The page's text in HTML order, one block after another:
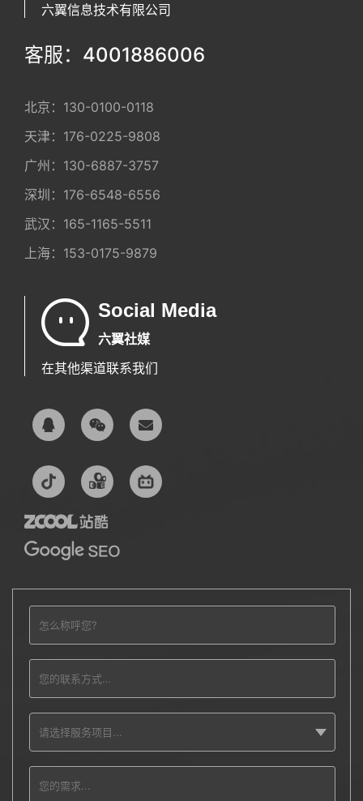
六翼信息技术有限公司
客服：4001886006
北京： 130-0100-0118
天津： 176-0225-9808
广州： 130-6887-3757
深圳： 176-6548-6556
武汉： 165-1165-5511
上海： 153-0175-9879
Social Media
六翼社媒
在其他渠道联系我们